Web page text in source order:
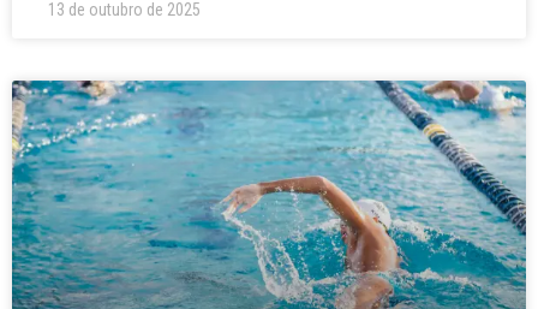
13 de outubro de 2025